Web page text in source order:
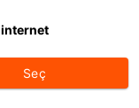
Seç